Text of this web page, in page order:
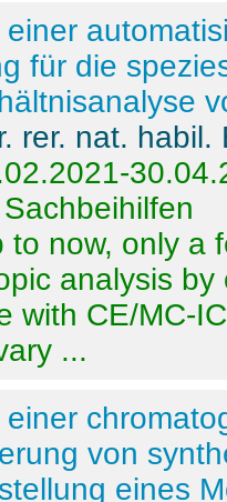
für die
rer. nat.
to now, only a
analysis
with CE/MC-
...
von
eines